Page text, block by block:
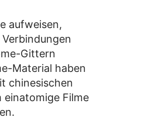
aufweisen,
Gittern
Material haben
chinesischen
Filme